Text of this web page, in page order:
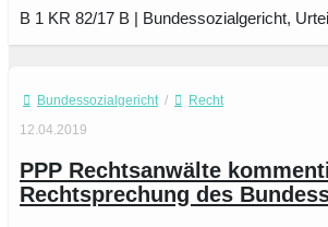
B 1 KR 82/17 B | Bundessozialgericht,
Bundessozialgericht /
Recht
12.04.2019
PPP Rechtsanwälte
Rechtsprechung des